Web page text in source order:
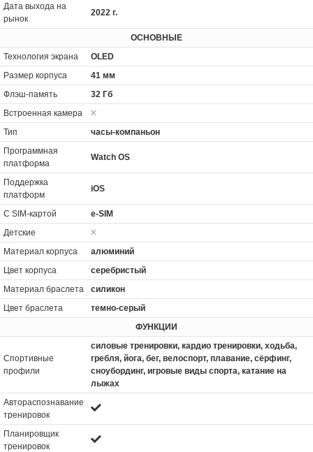
Дата выхода на
рынок
2022 г.
ОСНОВНЫЕ
Технология экрана
OLED
Размер корпуса
41 мм
Флэш-память
32 Гб
Встроенная камера
Тип
часы-компаньон
Программная
платформа
Watch OS
Поддержка
платформ
iOS
С SIM-картой
e-SIM
Детские
Материал корпуса
алюминий
Цвет корпуса
серебристый
Материал браслета
силикон
Цвет браслета
темно-серый
ФУНКЦИИ
Спортивные
профили
силовые тренировки, кардио тренировки, xодьба,
гребля, йога, бег, велоспорт, плавание, сёрфинг,
сноубординг, игровые виды спорта, катание на
лыжах
Автораспознавание
тренировок
Планировщик
тренировок